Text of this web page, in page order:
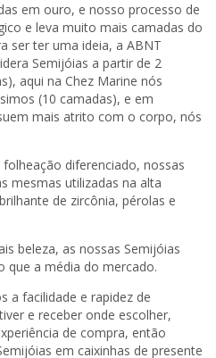
em ouro, e nosso processo de
e leva muito mais camadas do
ser ter uma ideia, a ABNT
Semijóias a partir de 2
aqui na Chez Marine nós
(10 camadas), e em
mais atrito com o corpo, nós
diferenciado, nossas
mesmas utilizadas na alta
de zircônia, pérolas e
beleza, as nossas Semijóias
que a média do mercado.
a facilidade e rapidez de
e receber onde escolher,
de compra, então
em caixinhas de presente